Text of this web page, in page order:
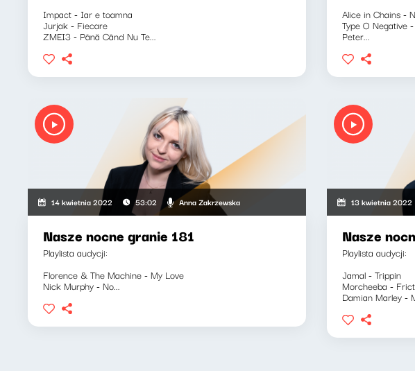
Impact - Iar e toamna
Jurjak - Fiecare
ZMEI3 - Până Când Nu Te...
Alice in Chains -
Type O Negative
Peter...
14 kwietnia 2022 53:02 Anna Zakrzewska
Nasze nocne granie 181
Playlista audycji:
Florence & The Machine - My Love
Nick Murphy - No...
13 kwietnia 2022
Nasze
Playlista audycji:
Jamal - Trippin
Morcheeba -
Damian Marley -